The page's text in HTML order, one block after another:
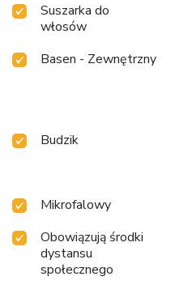
Suszarka do
włosów
Basen - Zewnętrzny
Budzik
Mikrofalowy
Obowiązują środki
dystansu
społecznego